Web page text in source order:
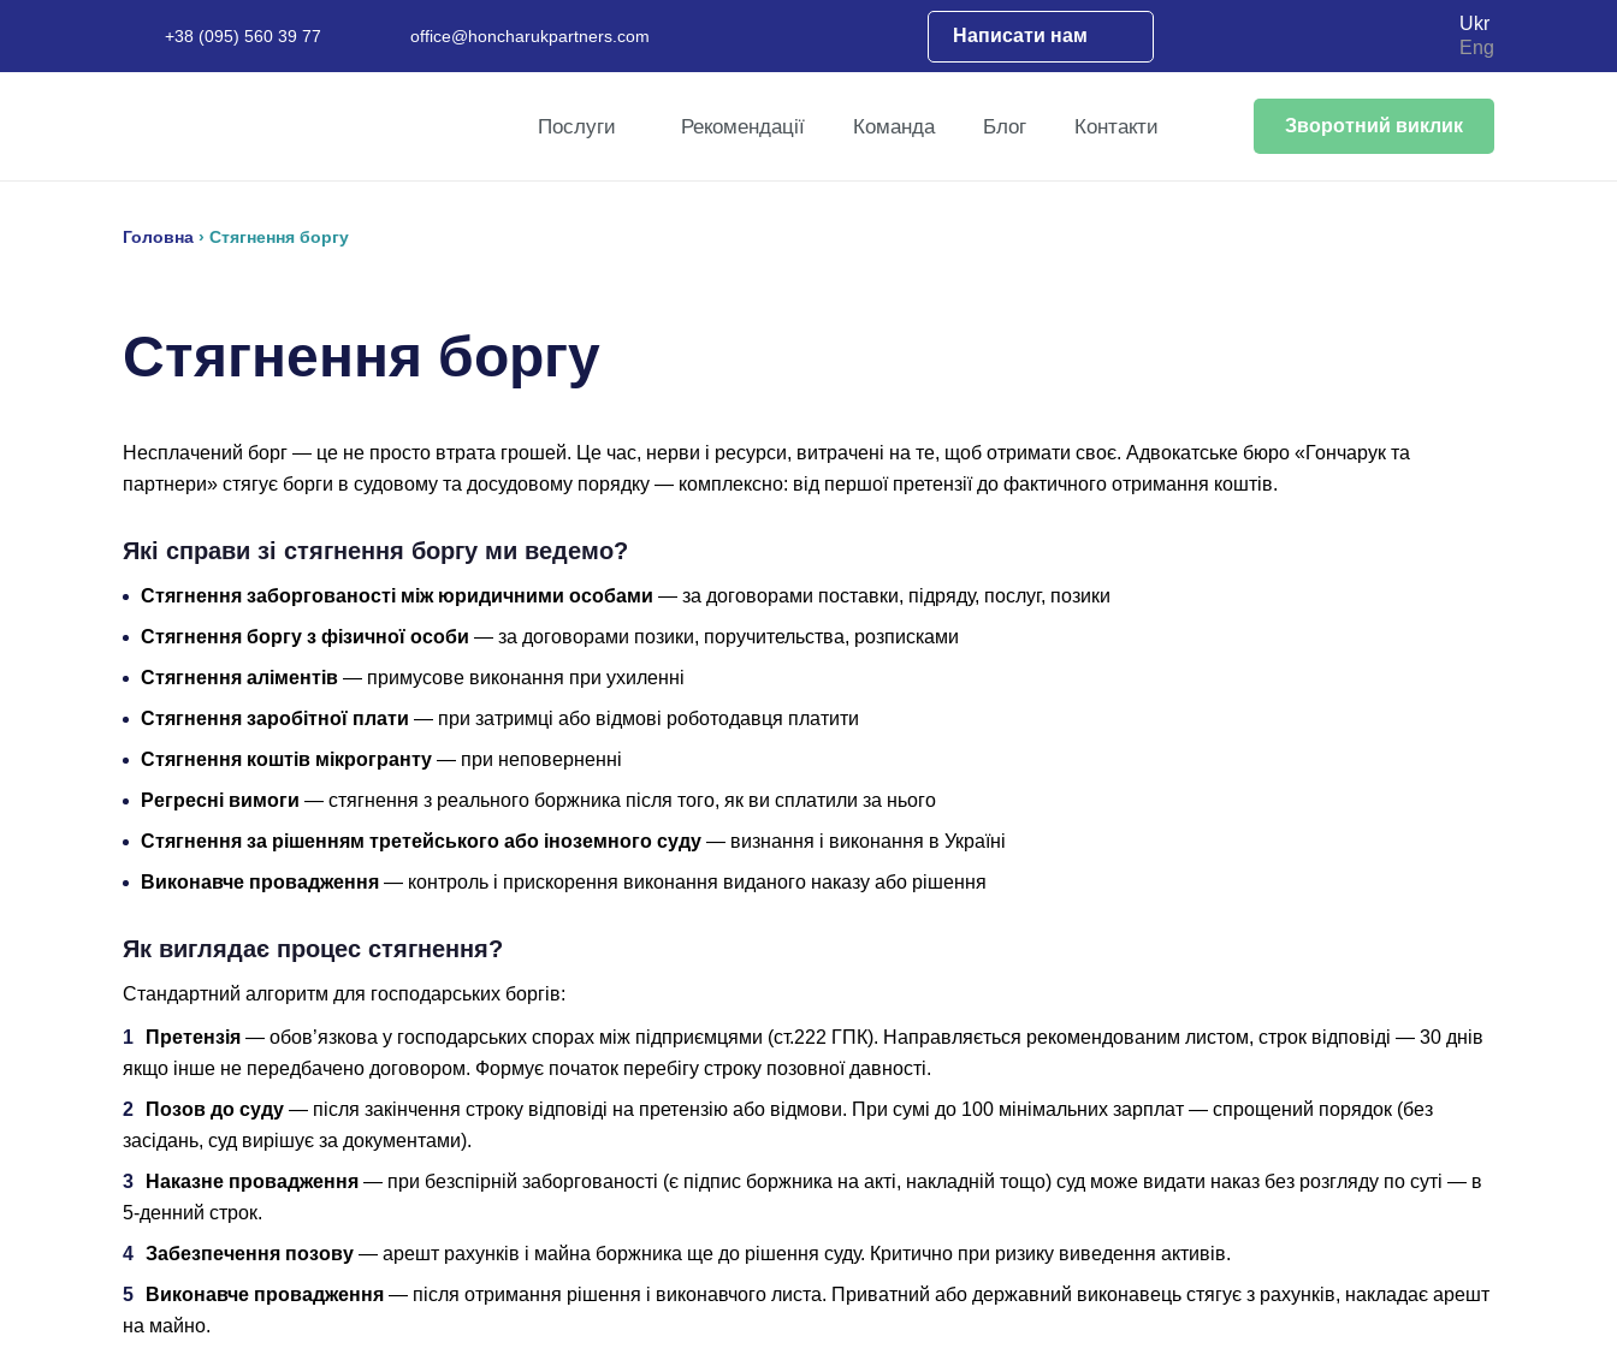
+38 (095) 560 39 77 office@honcharukpartners.com Написати нам
Ukr
Eng
Послуги Рекомендації Команда Блог Контакти Зворотний виклик
Головна › Стягнення боргу
Стягнення боргу
Несплачений борг — це не просто втрата грошей. Це час, нерви і ресурси, витрачені на те, щоб отримати своє. Адвокатське бюро «Гончарук та
партнери» стягує борги в судовому та досудовому порядку — комплексно: від першої претензії до фактичного отримання коштів.
Які справи зі стягнення боргу ми ведемо?
Стягнення заборгованості між юридичними особами — за договорами поставки, підряду, послуг, позики
Стягнення боргу з фізичної особи — за договорами позики, поручительства, розписками
Стягнення аліментів — примусове виконання при ухиленні
Стягнення заробітної плати — при затримці або відмові роботодавця платити
Стягнення коштів мікрогранту — при неповерненні
Регресні вимоги — стягнення з реального боржника після того, як ви сплатили за нього
Стягнення за рішенням третейського або іноземного суду — визнання і виконання в Україні
Виконавче провадження — контроль і прискорення виконання виданого наказу або рішення
Як виглядає процес стягнення?
Стандартний алгоритм для господарських боргів:
Претензія — обов’язкова у господарських спорах між підприємцями (ст.222 ГПК). Направляється рекомендованим листом, строк відповіді — 30 днів
якщо інше не передбачено договором. Формує початок перебігу строку позовної давності.
Позов до суду — після закінчення строку відповіді на претензію або відмови. При сумі до 100 мінімальних зарплат — спрощений порядок (без
засідань, суд вирішує за документами).
Наказне провадження — при безспірній заборгованості (є підпис боржника на акті, накладній тощо) суд може видати наказ без розгляду по суті — в
5-денний строк.
Забезпечення позову — арешт рахунків і майна боржника ще до рішення суду. Критично при ризику виведення активів.
Виконавче провадження — після отримання рішення і виконавчого листа. Приватний або державний виконавець стягує з рахунків, накладає арешт
на майно.